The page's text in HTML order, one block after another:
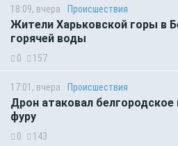
18:09, вчера Происшествия
Жители Харьковской горы в
горячей воды
0 157
17:01, вчера Происшествия
Дрон атаковал белгородское
фуру
0 143